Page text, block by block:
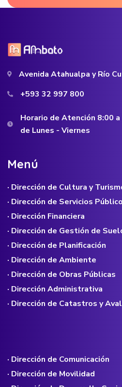
Avenida Atahualpa y Río
+593 32 997 800
Horario de Atención 8:00 a
de Lunes - Viernes
Menú
· Dirección de Cultura y
· Dirección de Servicios
· Dirección Financiera
· Dirección de Gestión de
· Dirección de Planificación
· Dirección de Ambiente
· Dirección de Obras Públicas
· Dirección Administrativa
· Dirección de Catastros y
· Dirección de Comunicación
· Dirección de Movilidad